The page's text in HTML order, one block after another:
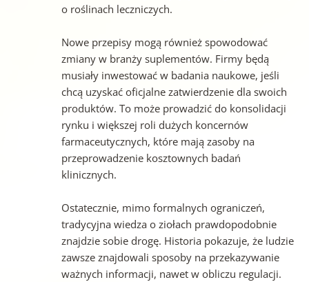
o roślinach leczniczych.
Nowe przepisy mogą również spowodować
zmiany w branży suplementów. Firmy będą
musiały inwestować w badania naukowe, jeśli
chcą uzyskać oficjalne zatwierdzenie dla swoich
produktów. To może prowadzić do konsolidacji
rynku i większej roli dużych koncernów
farmaceutycznych, które mają zasoby na
przeprowadzenie kosztownych badań
klinicznych.
Ostatecznie, mimo formalnych ograniczeń,
tradycyjna wiedza o ziołach prawdopodobnie
znajdzie sobie drogę. Historia pokazuje, że ludzie
zawsze znajdowali sposoby na przekazywanie
ważnych informacji, nawet w obliczu regulacji.